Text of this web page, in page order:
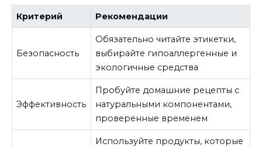
Критерий Рекомендации
Безопасность
Обязательно читайте этикетки,
выбирайте гипоаллергенные и
экологичные средства
Эффективность
Пробуйте домашние рецепты с
натуральными компонентами,
проверенные временем
Используйте продукты, которые